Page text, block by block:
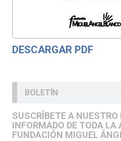
DESCARGAR PDF
BOLETÍN
SUSCRÍBETE A
INFORMADO DE TODA LA
FUNDACIÓN MIGUEL